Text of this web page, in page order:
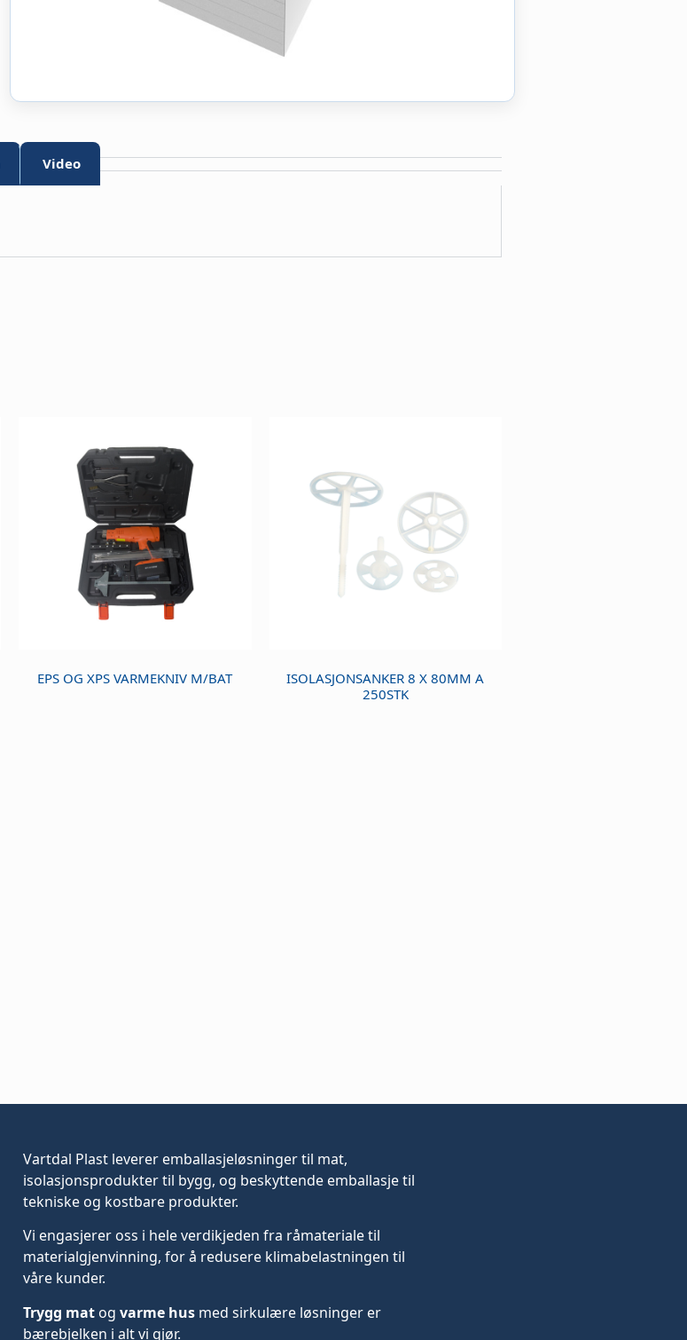
Video
EPS OG XPS VARMEKNIV M/BAT
ISOLASJONSANKER 8 X 80MM A
250STK
Vartdal Plast leverer emballasjeløsningertil mat,
isolasjonsprodukter til bygg, og beskyttende emballasje til
tekniske og kostbare produkter.
Vi engasjerer oss i hele verdikjeden fra råmateriale til
materialgjenvinning, for å redusere klimabelastningen til
våre kunder.
Trygg mat og varme hus med sirkulære løsninger er
bærebjelken i alt vi gjør.